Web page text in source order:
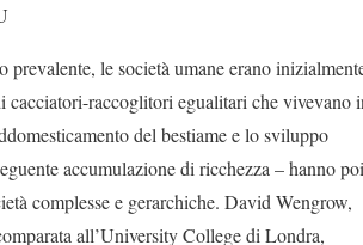
prevalente, le società umane erano
cacciatori-raccoglitori egualitari che vivevano
del bestiame e lo sviluppo
accumulazione di ricchezza – hanno poi
complesse e gerarchiche. David Wengrow,
all’University College di Londra,